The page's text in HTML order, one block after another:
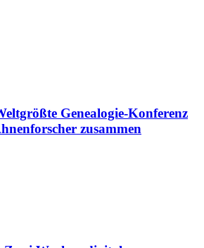
Genealogie-Konferenz
zusammen